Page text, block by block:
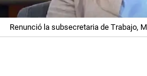
Renunció la subsecretaria de Trabajo,